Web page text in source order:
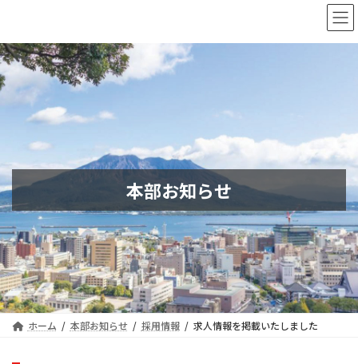
テ
ン
ツ
プ
ゲ
ー
シ
動
本部お知らせ
ホーム 本部お知らせ 採用情報 求人情報を掲載いたしました